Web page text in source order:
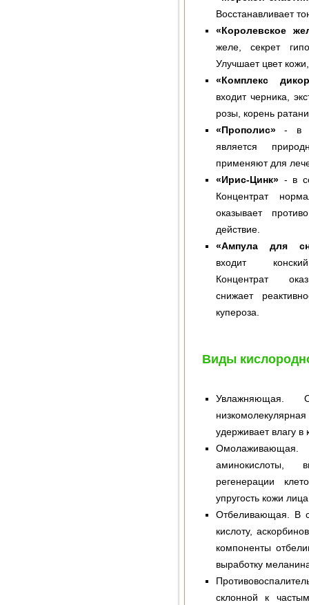
Восстанавливает
«Королевское
желе, секрет
Улучшает цвет
«Комплекс
входит черника,
розы, корень
«Прополис» - в
является
применяют для
«Ирис-Цинк» - в
Концентрат
оказывает
действие.
«Ампула для
входит
Концентрат
снижает
купероза.
Виды
Увлажняющая.
удерживает влагу
Омолаживающая.
аминокислоты,
регенерации
упругость кожи
Отбеливающая. В
кислоту,
компоненты
выработку
склонной к